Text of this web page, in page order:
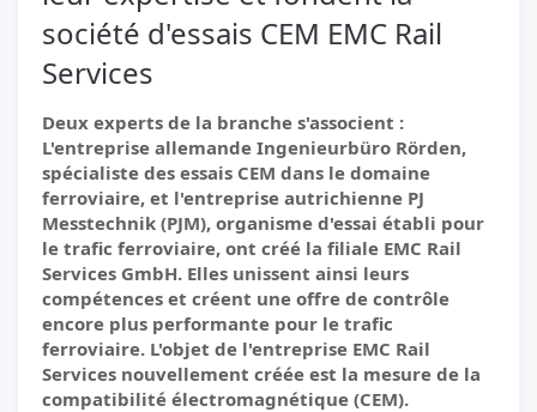
société d'essais CEM EMC Rail
Services
Deux experts de la branche s'associent :
L'entreprise allemande Ingenieurbüro Rörden,
spécialiste des essais CEM dans le domaine
ferroviaire, et l'entreprise autrichienne PJ
Messtechnik (PJM), organisme d'essai établi pour
le trafic ferroviaire, ont créé la filiale EMC Rail
Services GmbH. Elles unissent ainsi leurs
compétences et créent une offre de contrôle
encore plus performante pour le trafic
ferroviaire. L'objet de l'entreprise EMC Rail
Services nouvellement créée est la mesure de la
compatibilité électromagnétique (CEM).